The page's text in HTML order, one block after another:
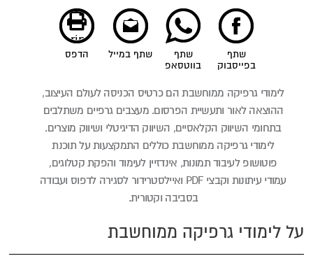
שתף
בפייסבוק
שתף
בווטסאפ
שתף במייל
print
הדפס
לימודי גרפיקה ממוחשבת הם כרטיס הכניסה לעולם העיצוב,
ההוצאה לאור ותעשיית הפרסום. מעצבים גרפיים משתלבים
בתחומי השיווק הקלאסיים, השיווק הדיגיטלי ושיווק מוצרים.
לימודי גרפיקה ממוחשבת כוללים התמקצעות על תוכנת
פוטושופ לעיבוד תמונות, אינדזיין לעימוד והפקת קטלוגים,
עמודי עיתונות וקבצי PDF ואיילסטרידור לסגירה לדפוס ועבודה
בסביבה וקטורית.
על לימודי גרפיקה ממוחשבת